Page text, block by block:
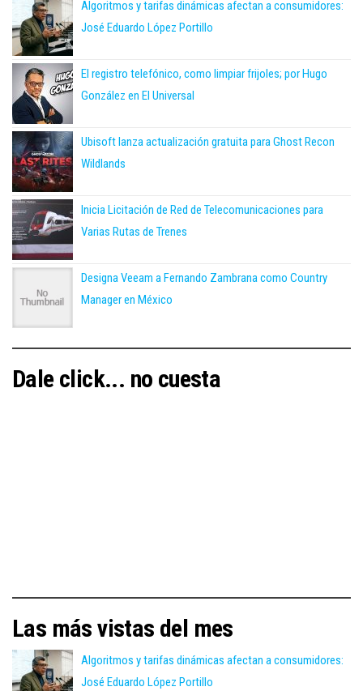
Algoritmos y tarifas dinámicas afectan a consumidores:
José Eduardo López Portillo
El registro telefónico, como limpiar frijoles; por Hugo
González en El Universal
Ubisoft lanza actualización gratuita para Ghost Recon
Wildlands
Inicia Licitación de Red de Telecomunicaciones para
Varias Rutas de Trenes
Designa Veeam a Fernando Zambrana como Country
Manager en México
Dale click... no cuesta
Las más vistas del mes
Algoritmos y tarifas dinámicas afectan a consumidores:
José Eduardo López Portillo